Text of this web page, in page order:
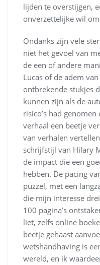
lijden te overstijgen,
onverzettelijke wil
Ondanks zijn vele
niet het gevoel van
de een of andere
Lucas of de adem
ontbrekende stukjes
kunnen zijn als de
risico’s had
verhaal een beetje
van verhalen
schrijfstijl van Hilary
de impact die een
hebben. De pacing
puzzel, met een
die mijn interesse
100 pagina’s
liet, zelfs online
beetje gehaast
wetshandhaving is
wereld, en ik